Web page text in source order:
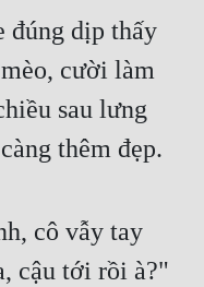
đúng dịp thấy
cười làm
sau lưng
thêm đẹp.
cô vẫy tay
cậu tới rồi à?"